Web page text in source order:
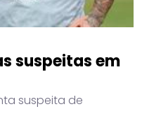
suspeitas em
suspeita de